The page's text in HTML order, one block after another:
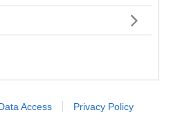
behaviour. You may click to
purposes in below Google
Access Privacy Policy